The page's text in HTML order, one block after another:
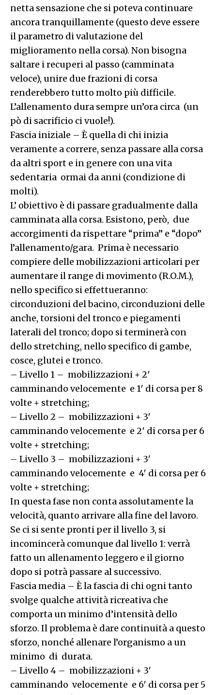
netta sensazione che si poteva continuare
ancora tranquillamente (questo deve essere
il parametro di valutazione del
miglioramento nella corsa). Non bisogna
saltare i recuperi al passo (camminata
veloce), unire due frazioni di corsa
renderebbero tutto molto più difficile.
L’allenamento dura sempre un’ora circa (un
pò di sacrificio ci vuole!).
Fascia iniziale – È quella di chi inizia
veramente a correre, senza passare alla corsa
da altri sport e in genere con una vita
sedentaria ormai da anni (condizione di
molti).
L’ obiettivo è di passare gradualmente dalla
camminata alla corsa. Esistono, però, due
accorgimenti da rispettare “prima” e “dopo”
l’allenamento/gara. Prima è necessario
compiere delle mobilizzazioni articolari per
aumentare il range di movimento (R.O.M.),
nello specifico si effettueranno:
circonduzioni del bacino, circonduzioni delle
anche, torsioni del tronco e piegamenti
laterali del tronco; dopo si terminerà con
dello stretching, nello specifico di gambe,
cosce, glutei e tronco.
– Livello 1 – mobilizzazioni + 2′
camminando velocemente e 1′ di corsa per 8
volte + stretching;
– Livello 2 – mobilizzazioni + 3′
camminando velocemente e 2′ di corsa per 6
volte + stretching;
– Livello 3 – mobilizzazioni + 3′
camminando velocemente e 4′ di corsa per 6
volte + stretching;
In questa fase non conta assolutamente la
velocità, quanto arrivare alla fine del lavoro.
Se ci si sente pronti per il livello 3, si
incomincerà comunque dal livello 1: verrà
fatto un allenamento leggero e il giorno
dopo si potrà passare al successivo.
Fascia media – È la fascia di chi ogni tanto
svolge qualche attività ricreativa che
comporta un minimo d’intensità dello
sforzo. Il problema è dare continuità a questo
sforzo, nonché allenare l’organismo a un
minimo di durata.
– Livello 4 – mobilizzazioni + 3′
camminando velocemente e 6′ di corsa per 5